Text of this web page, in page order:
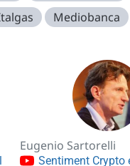
Mediobanca
Eugenio Sartorelli
Sentiment Crypto